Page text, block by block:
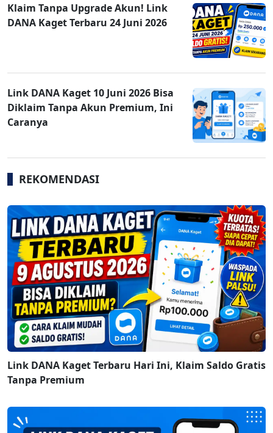
Klaim Tanpa Upgrade Akun! Link
DANA Kaget Terbaru 24 Juni 2026
Link DANA Kaget 10 Juni 2026 Bisa
Diklaim Tanpa Akun Premium, Ini
Caranya
REKOMENDASI
Link DANA Kaget Terbaru Hari Ini, Klaim Saldo Gratis
Tanpa Premium